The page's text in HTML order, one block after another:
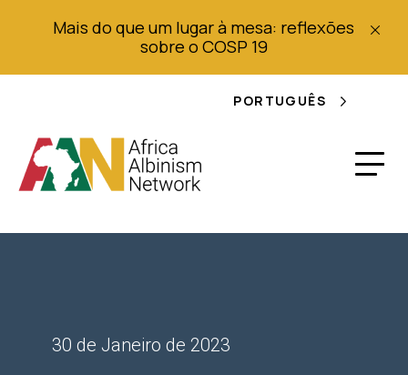
Mais do que um lugar à mesa: reflexões
sobre o COSP 19
PORTUGUÊS
30 de Janeiro de 2023